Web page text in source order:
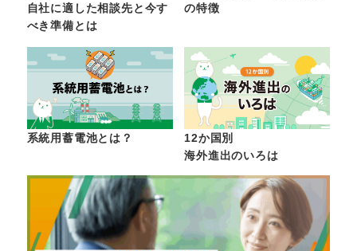
自社に適した相談先と今す
べき準備とは
の特徴
系統用蓄電池とは？
12か国別
海外進出のいろは